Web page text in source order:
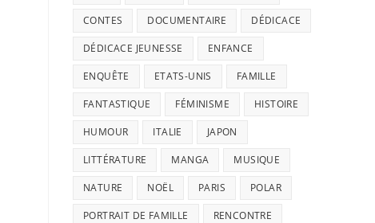
CONTES DOCUMENTAIRE DÉDICACE
DÉDICACE JEUNESSE ENFANCE
ENQUÊTE ETATS-UNIS FAMILLE
FANTASTIQUE FÉMINISME HISTOIRE
HUMOUR ITALIE JAPON
LITTÉRATURE MANGA MUSIQUE
NATURE NOËL PARIS POLAR
PORTRAIT DE FAMILLE RENCONTRE